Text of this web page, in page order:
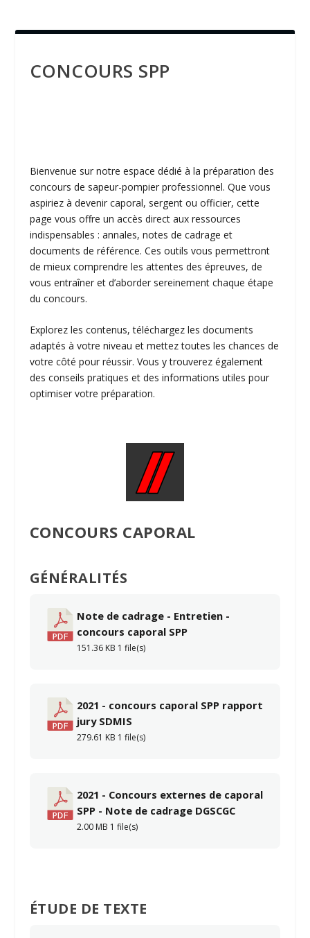
CONCOURS SPP
Bienvenue sur notre espace dédié à la préparation des
concours de sapeur-pompier professionnel. Que vous
aspiriez à devenir caporal, sergent ou officier, cette
page vous offre un accès direct aux ressources
indispensables : annales, notes de cadrage et
documents de référence. Ces outils vous permettront
de mieux comprendre les attentes des épreuves, de
vous entraîner et d’aborder sereinement chaque étape
du concours.
Explorez les contenus, téléchargez les documents
adaptés à votre niveau et mettez toutes les chances de
votre côté pour réussir. Vous y trouverez également
des conseils pratiques et des informations utiles pour
optimiser votre préparation.
CONCOURS CAPORAL
GÉNÉRALITÉS
Note de cadrage - Entretien -
concours caporal SPP
151.36 KB 1 file(s)
2021 - concours caporal SPP rapport
jury SDMIS
279.61 KB 1 file(s)
2021 - Concours externes de caporal
SPP - Note de cadrage DGSCGC
2.00 MB 1 file(s)
ÉTUDE DE TEXTE